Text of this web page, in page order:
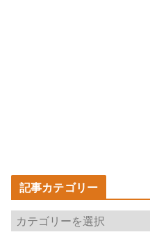
記事カテゴリー
記
事